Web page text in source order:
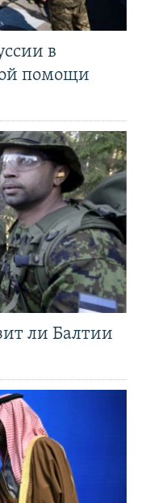
в
помощи
ли Балтии